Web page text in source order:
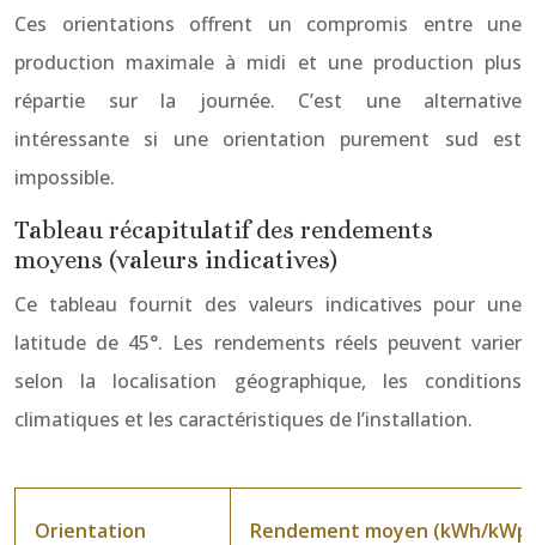
Ces orientations offrent un compromis entre une
production maximale à midi et une production plus
répartie sur la journée. C’est une alternative
intéressante si une orientation purement sud est
impossible.
Tableau récapitulatif des rendements
moyens (valeurs indicatives)
Ce tableau fournit des valeurs indicatives pour une
latitude de 45°. Les rendements réels peuvent varier
selon la localisation géographique, les conditions
climatiques et les caractéristiques de l’installation.
Orientation Rendement moyen (kWh/